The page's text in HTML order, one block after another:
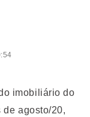
imobiliário do
de agosto/20,